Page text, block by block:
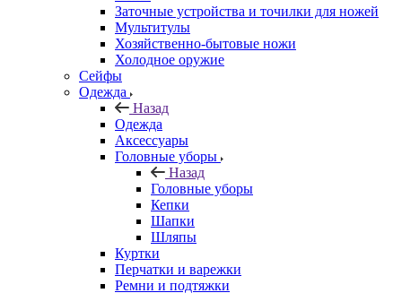
Заточные устройства и точилки для ножей
Мультитулы
Хозяйственно-бытовые ножи
Холодное оружие
Сейфы
Одежда
Назад
Одежда
Аксессуары
Головные уборы
Назад
Головные уборы
Кепки
Шапки
Шляпы
Куртки
Перчатки и варежки
Ремни и подтяжки